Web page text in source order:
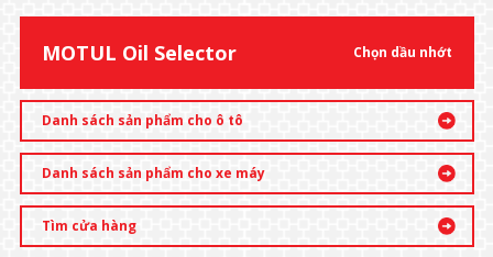
MOTUL Oil Selector Chọn dầu nhớt
Danh sách sản phẩm cho ô tô
Danh sách sản phẩm cho xe máy
Tìm cửa hàng